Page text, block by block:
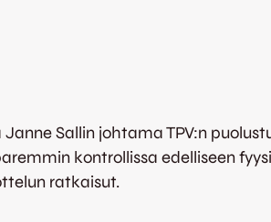
Sallin johtama TPV:n
kontrollissa edelliseen
ratkaisut.